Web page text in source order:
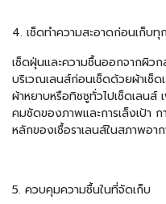
4. เช็ดทำความสะอาดก่อนเก็บทุ
เช็ดฝุ่นและความชื้นออกจากผิว
บริเวณเลนส์ก่อนเช็ดด้วยผ้าเช็ด
ผ้าหยาบหรือทิชชูทั่วไปเช็ดเลนส์
คมชัดของภาพและการเล็งเป้า
หลักของเชื้อราเลนส์ในสภาพอา
5. ควบคุมความชื้นในที่จัดเก็บ